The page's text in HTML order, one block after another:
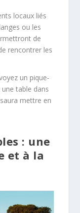
locaux liés
ou les
de
rencontrer les
un pique-
table dans
mettre en
: une
et à la